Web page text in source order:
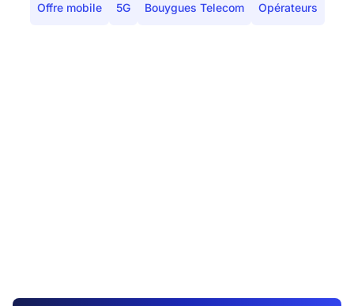
Offre mobile 5G Bouygues Telecom Opérateurs